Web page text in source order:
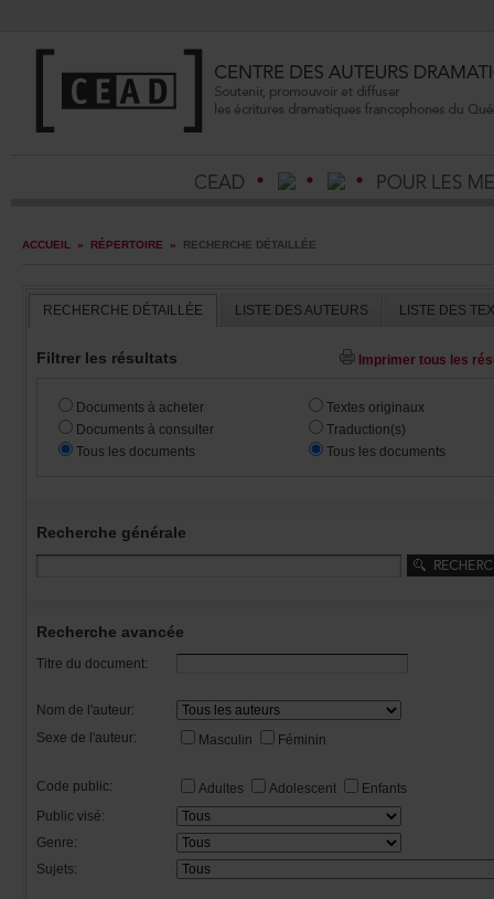
ACCUEIL » RÉPERTOIRE » RECHERCHEDÉTAILLÉE
RECHERCHEDÉTAILLÉE LISTEDESAUTEURS
Filtrerlesrésultats
Documentsàacheter
Documentsàconsulter
Touslesdocuments
Textesoriginaux
Traduction(s)
Touslesdocuments
Recherchegénérale
Rechercheavancée
Titredudocument:
Nomdel'auteur:
Sexedel'auteur:
Masculin Féminin
Codepublic: Adultes Adolescent
Enfants
Publicvisé:
Genre:
Sujets: